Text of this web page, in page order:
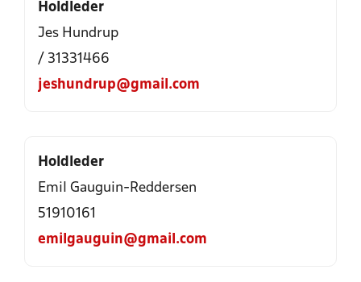
Holdleder
Jes Hundrup
/ 31331466
jeshundrup@gmail.com
Holdleder
Emil Gauguin-Reddersen
51910161
emilgauguin@gmail.com